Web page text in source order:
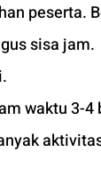
peserta.
sisa jam.
waktu 3-4